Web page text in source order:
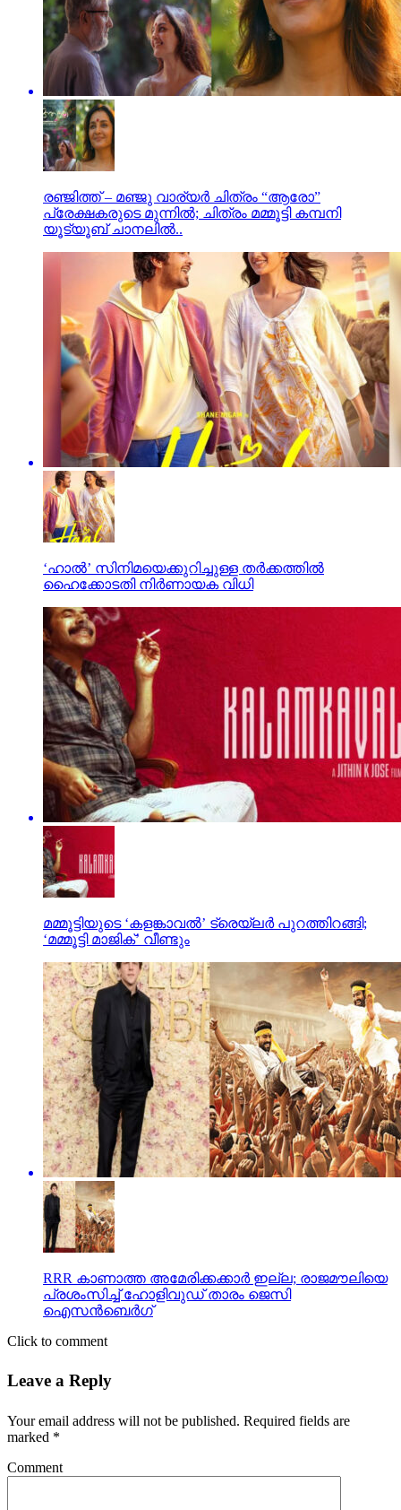
രഞ്ജിത്ത് – മഞ്ജു വാര്യർ ചിത്രം “ആരോ”
പ്രേക്ഷകരുടെ മുന്നിൽ; ചിത്രം മമ്മൂട്ടി കമ്പനി
യൂട്യൂബ് ചാനലിൽ..
‘ഹാല്‍’ സിനിമയെക്കുറിച്ചുള്ള തര്‍ക്കത്തില്‍
ഹൈക്കോടതി നിര്‍ണായക വിധി
മമ്മൂട്ടിയുടെ ‘കളങ്കാവല്‍’ ട്രെയ്‌ലര്‍ പുറത്തിറങ്ങി;
‘മമ്മൂട്ടി മാജിക്’ വീണ്ടും
RRR കാണാത്ത അമേരിക്കക്കാര്‍ ഇല്ല; രാജമൗലിയെ
പ്രശംസിച്ച് ഹോളിവുഡ് താരം ജെസി
ഐസന്‍ബെര്‍ഗ്
Click to comment
Leave a Reply
Your email address will not be published. Required fields are
marked *
Comment